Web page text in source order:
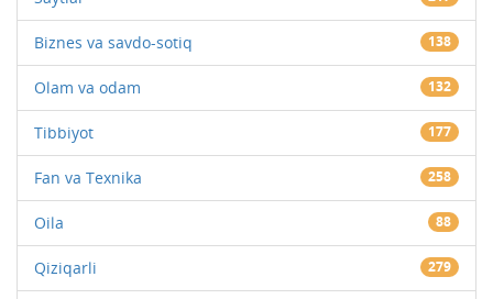
Biznes va savdo-sotiq 138
Olam va odam 132
Tibbiyot 177
Fan va Texnika 258
Oila 88
Qiziqarli 279